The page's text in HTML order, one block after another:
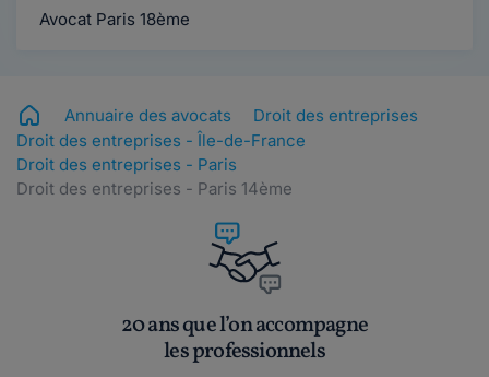
Avocat Paris 18ème
Annuaire des avocats
Droit des entreprises
Droit des entreprises - Île-de-France
Droit des entreprises - Paris
Droit des entreprises - Paris 14ème
20 ans que l’on accompagne
les professionnels